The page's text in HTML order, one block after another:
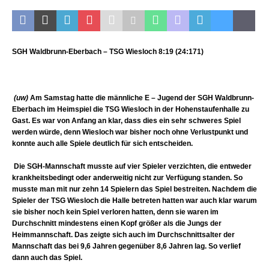
SGH Waldbrunn-Eberbach – TSG Wiesloch 8:19 (24:171)
(uw) Am Samstag hatte die männliche E – Jugend der SGH Waldbrunn-
Eberbach im Heimspiel die TSG Wiesloch in der Hohenstaufenhalle zu
Gast. Es war von Anfang an klar, dass dies ein sehr schweres Spiel
werden würde, denn Wiesloch war bisher noch ohne Verlustpunkt und
konnte auch alle Spiele deutlich für sich entscheiden.
Die SGH-Mannschaft musste auf vier Spieler verzichten, die entweder
krankheitsbedingt oder anderweitig nicht zur Verfügung standen. So
musste man mit nur zehn 14 Spielern das Spiel bestreiten. Nachdem die
Spieler der TSG Wiesloch die Halle betreten hatten war auch klar warum
sie bisher noch kein Spiel verloren hatten, denn sie waren im
Durchschnitt mindestens einen Kopf größer als die Jungs der
Heimmannschaft. Das zeigte sich auch im Durchschnittsalter der
Mannschaft das bei 9,6 Jahren gegenüber 8,6 Jahren lag. So verlief
dann auch das Spiel.